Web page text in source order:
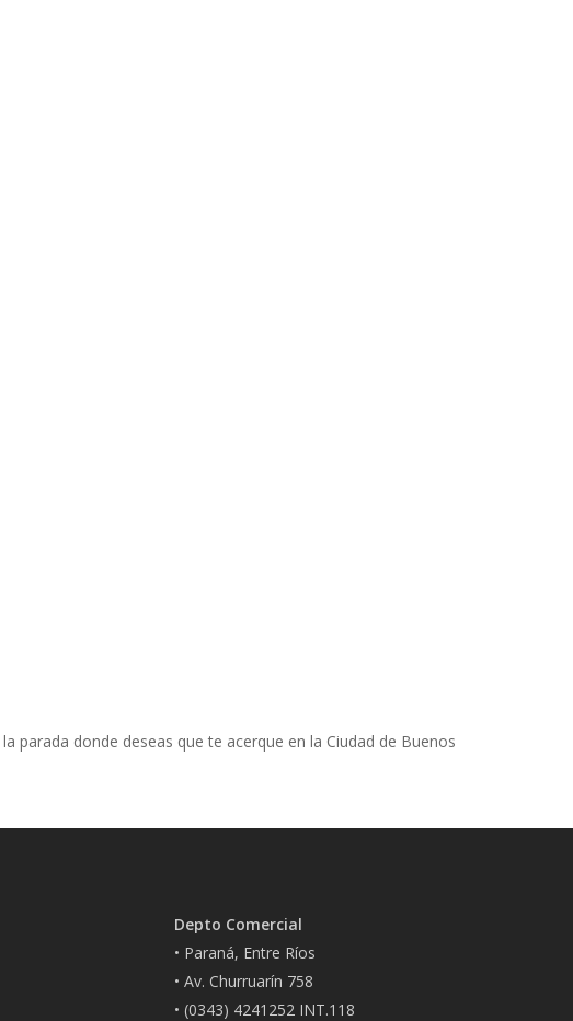
parada donde deseas que te acerque en la Ciudad de Buenos
Depto Comercial
• Paraná, Entre Ríos
• Av. Churruarín 758
• (0343) 4241252 INT.118